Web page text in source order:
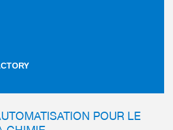
POUR LE